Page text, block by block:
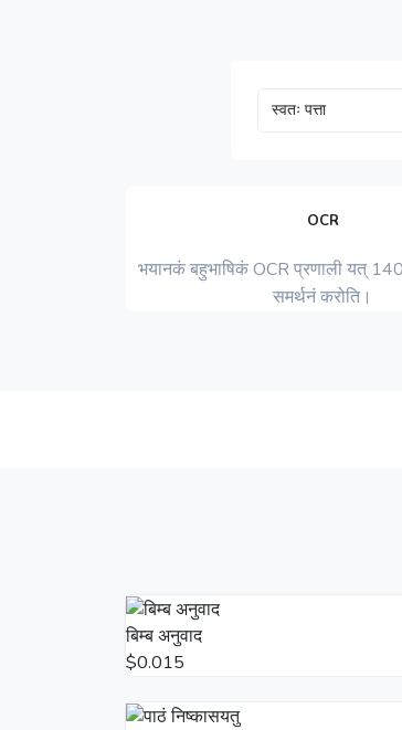
OCR
भयानकं बहुभाषिकं OCR प्रणाली यत्
समर्थनं करोति।
बिम्ब अनुवाद
$0.015